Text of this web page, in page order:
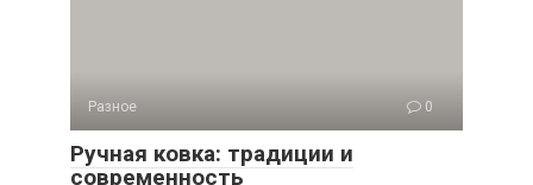
Разное 0
Ручная ковка: традиции и
современность